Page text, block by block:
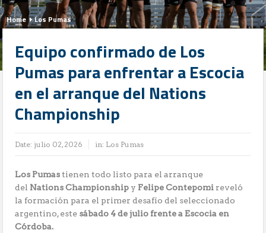
Home Los Pumas
Equipo confirmado de Los
Pumas para enfrentar a Escocia
en el arranque del Nations
Championship
Date: julio 02, 2026 in: Los Pumas
Los Pumastienen todo listo para el arranque
del Nations Championship y Felipe Contepomi reveló
la formación para el primer desafío del seleccionado
argentino, este sábado 4 de julio frente a Escocia en
Córdoba.